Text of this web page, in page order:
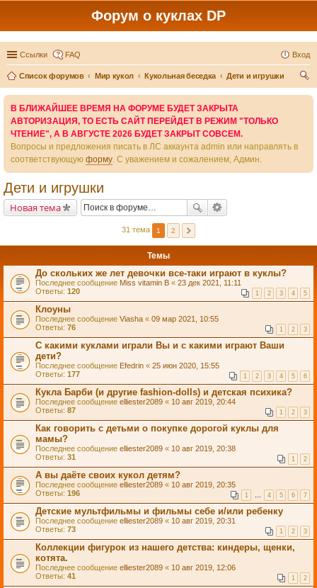
Форум о куклах DP
Ссылки FAQ Вход
Список форумов Мир кукол Кукольная беседка
Дети и игрушки
В БЛИЖАЙШЕЕ ВРЕМЯ НА ФОРУМЕ БУДЕТ ЗАКРЫТА
АВТОРИЗАЦИЯ, ТО ЕСТЬ САЙТ ПЕРЕЙДЕТ В РЕЖИМ "ТОЛЬКО
ЧТЕНИЕ", А В АВГУСТЕ 2026 БУДЕТ ЗАКРЫТ СОВСЕМ.
Вопросы и предложения писать в ЛС аккаунта admin или направлять в
соответствующую форму. С уважением и сожалением, Админ.
Дети и игрушки
Новая тема
31 тема 1 2
Темы
До скольких же лет девочки все-таки играют в куклы?
Последнее сообщение Miss vitamin B « 23 дек 2021, 11:11
Ответы: 120 1 2 3 4 5
Клоуны
Последнее сообщение Viasha « 09 мар 2021, 10:55
Ответы: 76 1 2 3
С какими куклами играли Вы и с какими играют Ваши
дети?
Последнее сообщение Efedrin « 25 июн 2020, 15:55
Ответы: 177 1 2 3 4 5 6
Кукла Барби (и другие fashion-dolls) и детская психика?
Последнее сообщение elliester2089 « 10 авг 2019, 20:44
Ответы: 87 1 2 3
Как говорить с детьми о покупке дорогой куклы для
мамы?
Последнее сообщение elliester2089 « 10 авг 2019, 20:38
Ответы: 31 1 2
А вы даёте своих кукол детям?
Последнее сообщение elliester2089 « 10 авг 2019, 20:35
Ответы: 196 1 … 4 5 6 7
Детские мультфильмы и фильмы себе и/или ребенку
Последнее сообщение elliester2089 « 10 авг 2019, 20:31
Ответы: 73 1 2 3
Коллекции фигурок из нашего детства: киндеры, щенки,
котята.
Последнее сообщение elliester2089 « 10 авг 2019, 12:06
Ответы: 41 1 2